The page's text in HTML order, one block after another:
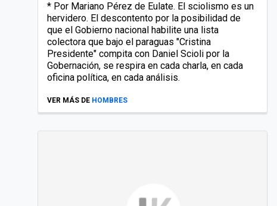
* Por Mariano Pérez de Eulate. El sciolismo es un
hervidero. El descontento por la posibilidad de
que el Gobierno nacional habilite una lista
colectora que bajo el paraguas "Cristina
Presidente" compita con Daniel Scioli por la
Gobernación, se respira en cada charla, en cada
oficina política, en cada análisis.
VER MÁS DE HOMBRES